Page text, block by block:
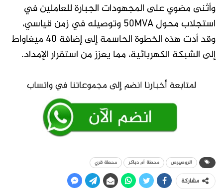
وأثنى مضوي على المجهودات الجبارة للعاملين في
استجلاب محول 50MVA وتوصيله في زمن قياسي،
وقد أدت هذه الخطوة الحاسمة إلى إضافة 40 ميغاواط
إلى الشبكة الكهربائية، مما يعزز من استقرار الإمداد.
الروصيرص محطة أم دباكر محطة قري
مشاركة